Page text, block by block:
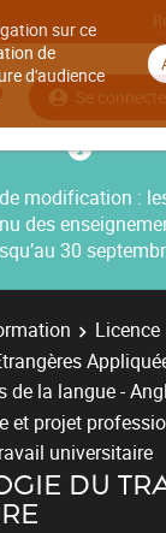
sur ce
de
d'audience
Se
modification :
des
30
de la langue -
et projet
universitaire
DU